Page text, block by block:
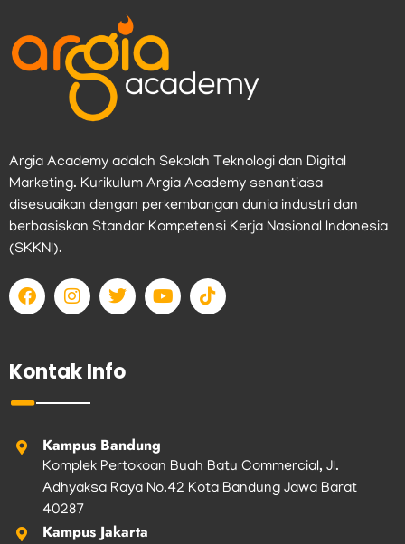
Argia Academy adalah Sekolah Teknologi dan Digital
Marketing. Kurikulum Argia Academy senantiasa
disesuaikan dengan perkembangan dunia industri dan
berbasiskan Standar Kompetensi Kerja Nasional Indonesia
(SKKNI).
F
a
c
o
o
k
I
n
s
a
g
T
w
i
e
Y
o
u
T
i
k
Kontak Info
Kampus Bandung
Komplek Pertokoan Buah Batu Commercial, Jl.
Adhyaksa Raya No.42 Kota Bandung Jawa Barat
40287
Kampus Jakarta